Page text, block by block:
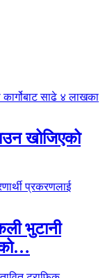
खोजिएको
भुटानी